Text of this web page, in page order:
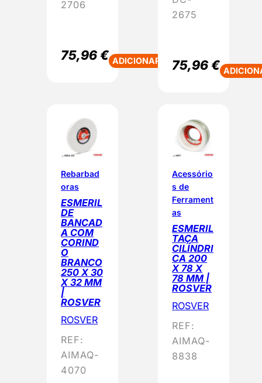
2706
75,96€ ADICIONAR
2675
75,96€
Rebarbad
oras
ESMERIL
DE
BANCAD
A COM
CORIND
O
BRANCO
250 X 30
X 32 MM
|
ROSVER
ROSVER
REF:
AIMAQ-
4070
Acessório
s de
Ferrament
as
ESMERIL
TAÇA
CILÍNDRI
CA 200
X 78 X
78 MM |
ROSVER
ROSVER
REF:
AIMAQ-
8838